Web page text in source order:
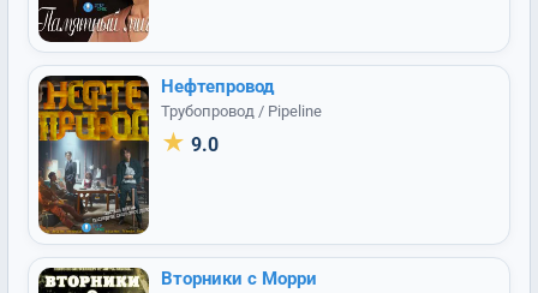
Нефтепровод
Трубопровод / Pipeline
★ 9.0
Вторники с Морри